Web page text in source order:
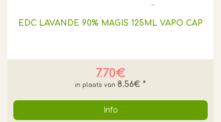
EDC LAVANDE 90% MAGIS 125ML VAPO CAP
7.70€
8.56€ *
Info